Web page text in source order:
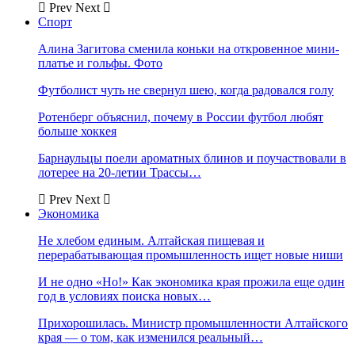
Prev Next
Спорт
Алина Загитова сменила коньки на откровенное мини-
платье и гольфы. Фото
Футболист чуть не свернул шею, когда радовался голу
Ротенберг объяснил, почему в России футбол любят
больше хоккея
Барнаульцы поели ароматных блинов и поучаствовали в
лотерее на 20-летии Трассы…
Prev Next
Экономика
Не хлебом единым. Алтайская пищевая и
перерабатывающая промышленность ищет новые ниши
И не одно «Но!» Как экономика края прожила еще один
год в условиях поиска новых…
Прихорошилась. Министр промышленности Алтайского
края — о том, как изменился реальный…